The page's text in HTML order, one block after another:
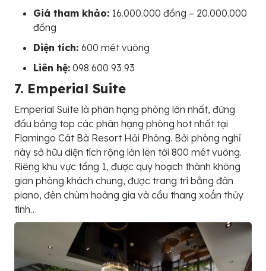
Giá tham khảo: 16.000.000 đồng – 20.000.000
đồng
Diện tích: 600 mét vuông
Liên hệ: 098 600 93 93
7. Emperial Suite
Emperial Suite là phân hạng phòng lớn nhất, đứng
đầu bảng top các phân hạng phòng hot nhất tại
Flamingo Cát Bà Resort Hải Phòng. Bởi phòng nghỉ
này sở hữu diện tích rộng lớn lên tới 800 mét vuông.
Riêng khu vực tầng 1, được quy hoạch thành không
gian phòng khách chung, được trang trí bằng đàn
piano, đèn chùm hoàng gia và cầu thang xoắn thủy
tinh…